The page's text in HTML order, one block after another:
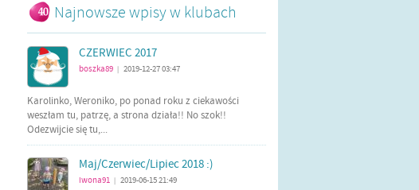
Najnowsze wpisy w klubach
CZERWIEC 2017
boszka89 2019-12-27 03:47
Karolinko, Weroniko, po ponad roku z ciekawości
weszłam tu, patrzę, a strona działa!! No szok!!
Odezwijcie się tu,...
Maj/Czerwiec/Lipiec 2018 :)
iwona91 2019-06-15 21:49